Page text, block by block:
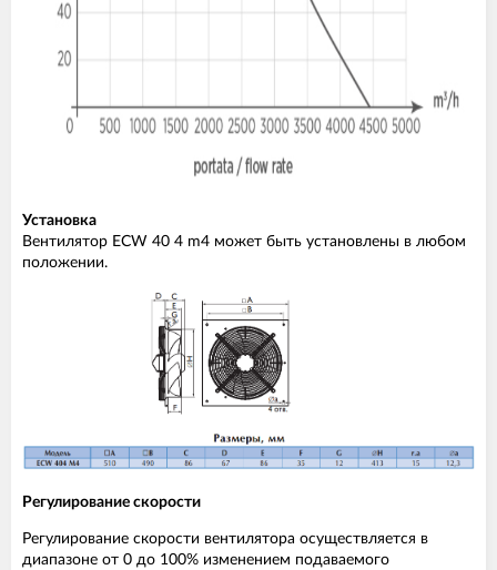
Установка
Вентилятор ECW 40 4 m4 может быть установлены в любом
положении.
Регулирование скорости
Регулирование скорости вентилятора осуществляется в
диапазоне от 0 до 100% изменением подаваемого